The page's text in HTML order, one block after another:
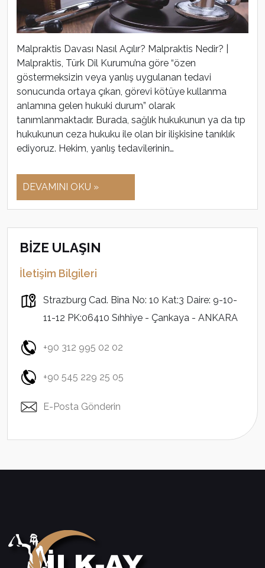
Malpraktis Davası Nasıl Açılır? Malpraktis Nedir? |
Malpraktis, Türk Dil Kurumu’na göre “özen
göstermeksizin veya yanlış uygulanan tedavi
sonucunda ortaya çıkan, görevi kötüye kullanma
anlamına gelen hukuki durum” olarak
tanımlanmaktadır. Burada, sağlık hukukunun ya da tıp
hukukunun ceza hukuku ile olan bir ilişkisine tanıklık
ediyoruz. Hekim, yanlış tedavilerinin…
DEVAMINI OKU »
BİZE ULAŞIN
İletişim Bilgileri
Strazburg Cad. Bina No: 10 Kat:3 Daire: 9-10-
11-12 PK:06410 Sıhhiye - Çankaya - ANKARA
+90 312 995 02 02
+90 545 229 25 05
E-Posta Gönderin